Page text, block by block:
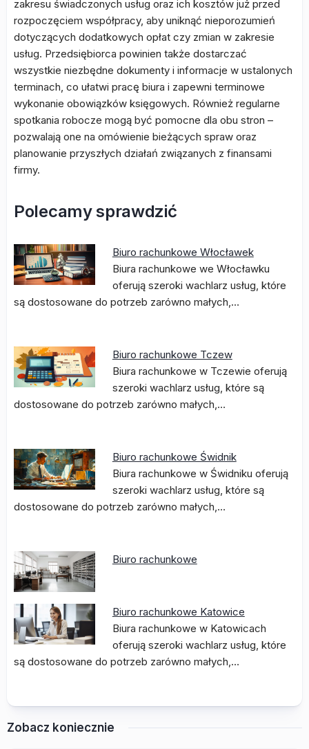
zakresu świadczonych usług oraz ich kosztów już przed
rozpoczęciem współpracy, aby uniknąć nieporozumień
dotyczących dodatkowych opłat czy zmian w zakresie
usług. Przedsiębiorca powinien także dostarczać
wszystkie niezbędne dokumenty i informacje w ustalonych
terminach, co ułatwi pracę biura i zapewni terminowe
wykonanie obowiązków księgowych. Również regularne
spotkania robocze mogą być pomocne dla obu stron –
pozwalają one na omówienie bieżących spraw oraz
planowanie przyszłych działań związanych z finansami
firmy.
Polecamy sprawdzić
Biuro rachunkowe Włocławek
Biura rachunkowe we Włocławku
oferują szeroki wachlarz usług, które
są dostosowane do potrzeb zarówno małych,…
Biuro rachunkowe Tczew
Biura rachunkowe w Tczewie oferują
szeroki wachlarz usług, które są
dostosowane do potrzeb zarówno małych,…
Biuro rachunkowe Świdnik
Biura rachunkowe w Świdniku oferują
szeroki wachlarz usług, które są
dostosowane do potrzeb zarówno małych,…
Biuro rachunkowe
Biuro rachunkowe Katowice
Biura rachunkowe w Katowicach
oferują szeroki wachlarz usług, które
są dostosowane do potrzeb zarówno małych,…
Zobacz koniecznie